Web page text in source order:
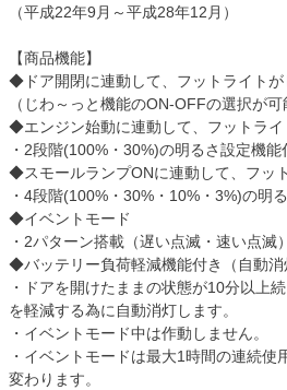
（平成22年9月～平成28年12月）
【商品機能】
◆ドア開閉に連動して、フットライトが
（じわ～っと機能のON-OFFの選択が可
◆エンジン始動に連動して、フットライ
・2段階(100%・30%)の明るさ設定機能
◆スモールランプONに連動して、フッ
・4段階(100%・30%・10%・3%)の明
◆イベントモード
・2パターン搭載（遅い点滅・速い点滅）
◆バッテリー負荷軽減機能付き（自動消
・ドアを開けたままの状態が10分以上
を軽減する為に自動消灯します。
・イベントモード中は作動しません。
・イベントモードは最大1時間の連続
変わります。